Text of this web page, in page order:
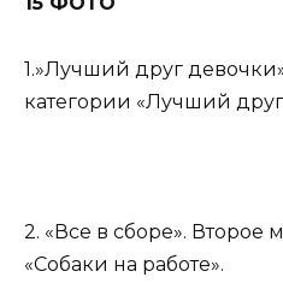
1.»Лучший друг
категории «Лучший друг
2. «Все в сборе». Второе
«Собаки на работе».